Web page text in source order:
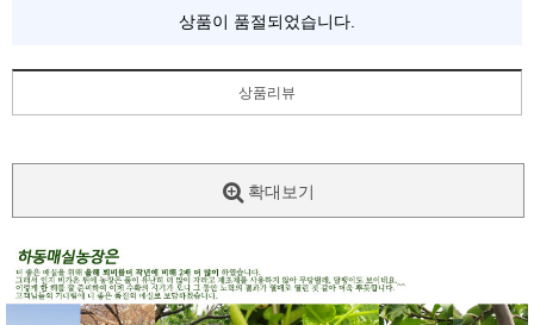
상품이 품절되었습니다.
상품리뷰
확대보기